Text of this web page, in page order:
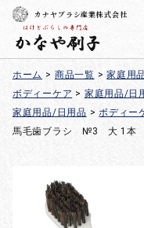
カナヤブラシ産業株式会社
ホーム > 商品一覧 > 家庭用
ボディーケア > 家庭用品/日
家庭用品/日用品 > ボディー
馬毛歯ブラシ №3 大 1